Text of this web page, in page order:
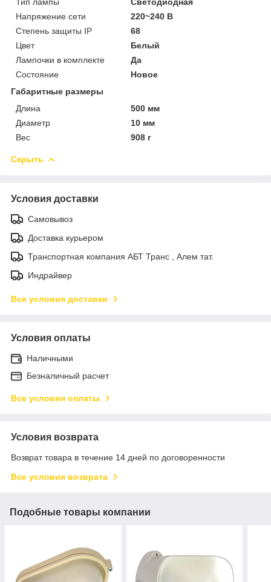
Напряжение сети
220~240 В
Степень защиты IP
68
Цвет
Белый
Лампочки в комплекте
Да
Состояние
Новое
Габаритные размеры
Длина
500 мм
Диаметр
10 мм
Вес
908 г
Скрыть
Условия доставки
Самовывоз
Доставка курьером
Транспортная компания АБТ Транс , Алем тат.
Индрайвер
Все условия доставки
Условия оплаты
Наличными
Безналичный расчет
Все условия оплаты
Условия возврата
Возврат товара в течение 14 дней по договоренности
Все условия возврата
Подобные товары компании